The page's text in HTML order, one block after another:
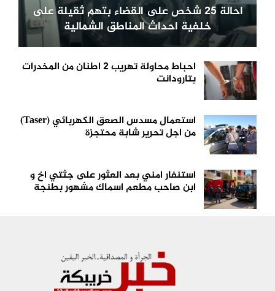
احالة 25 شخص على القضاء بتهم ثقيلة على
خلفية احداث المناطق الشمالية
احباط محاولة تهريب 2 اطنان من المخدرات
بتارودانت
استعمال مسدس الصعق الكهربائي (Taser)
من اجل تحرير شابة محتجزة
استنفار امني بعد العثور على جثتي اخ و
ابن صاحب مطعم اسماك مشهور بطنجة